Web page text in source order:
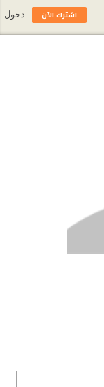
اشترك الآن دخول